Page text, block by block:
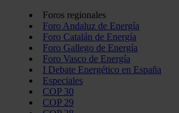
Foros regionales
Foro Andaluz de Energía
Foro Catalán de Energía
Foro Gallego de Energía
Foro Vasco de Energía
I Debate Energético en España
Especiales
COP 30
COP 29